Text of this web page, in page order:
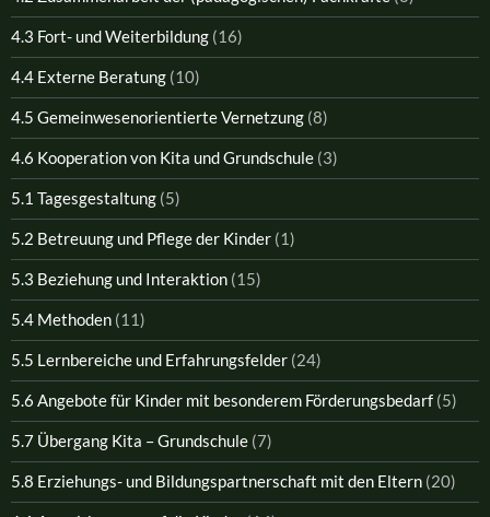
4.3 Fort- und Weiterbildung (16)
4.4 Externe Beratung (10)
4.5 Gemeinwesenorientierte Vernetzung (8)
4.6 Kooperation von Kita und Grundschule (3)
5.1 Tagesgestaltung (5)
5.2 Betreuung und Pflege der Kinder (1)
5.3 Beziehung und Interaktion (15)
5.4 Methoden (11)
5.5 Lernbereiche und Erfahrungsfelder (24)
5.6 Angebote für Kinder mit besonderem Förderungsbedarf (5)
5.7 Übergang Kita – Grundschule (7)
5.8 Erziehungs- und Bildungspartnerschaft mit den Eltern (20)